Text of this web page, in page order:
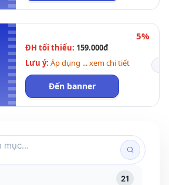
5%
ĐH tối thiểu: 159.000đ
Lưu ý: Áp dụng ... xem chi tiết
Đến banner
21